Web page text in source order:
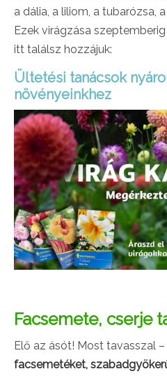
a dália, a liliom, a tubarózsa,
Ezek virágzása
itt találsz hozzájuk:
Ültetési tanácsok
növényeinkhez
Facsemete, cserje
Elő az ásót! Most tavasszal
facsemetéket,